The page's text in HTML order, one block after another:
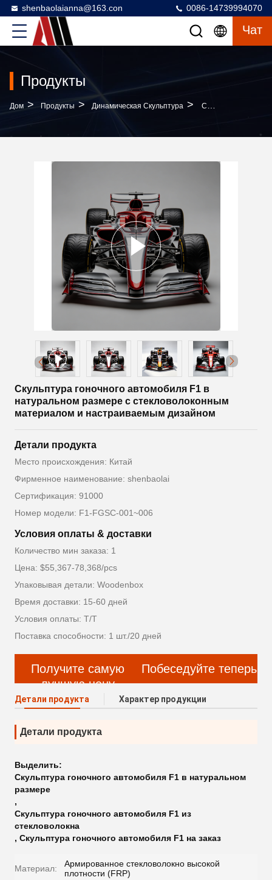
shenbaolaianna@163.con 0086-14739994070
Чат
Продукты
Дом > Продукты > Динамическая Скульптура > Скульптура Гоночного Автомобиля F1 В Натуральном Размере С Стекловолоконным Материалом И Настраиваемым Дизайном
Скульптура гоночного автомобиля F1 в
натуральном размере с стекловолоконным
материалом и настраиваемым дизайном
Детали продукта
Место происхождения: Китай
Фирменное наименование: shenbaolai
Сертификация: 91000
Номер модели: F1-FGSC-001~006
Условия оплаты & доставки
Количество мин заказа: 1
Цена: $55,367-78,368/pcs
Упаковывая детали: Woodenbox
Время доставки: 15-60 дней
Условия оплаты: Т/Т
Поставка способности: 1 шт./20 дней
Получите самую
лучшую цену
Побеседуйте теперь
Детали продукта Характер продукции
Детали продукта
Выделить:
Скульптура гоночного автомобиля F1 в натуральном
размере
,
Скульптура гоночного автомобиля F1 из
стекловолокна
, Скульптура гоночного автомобиля F1 на заказ
Материал:
Армированное стекловолокно высокой
плотности (FRP)